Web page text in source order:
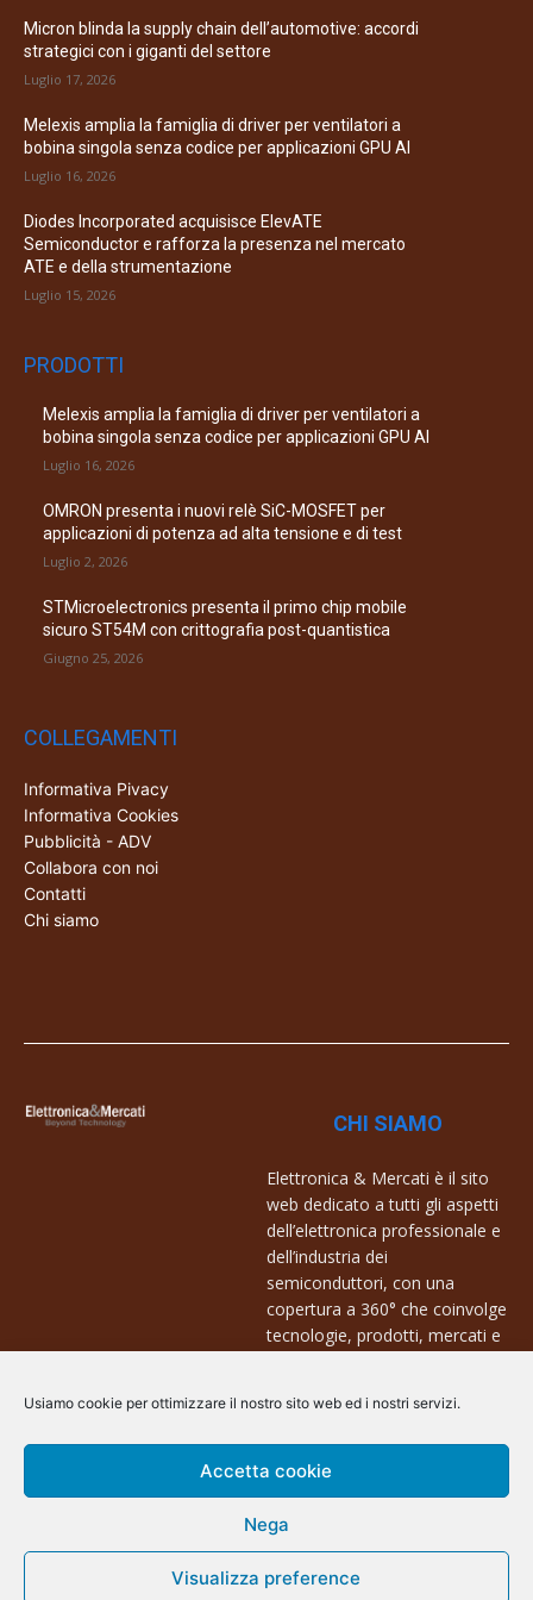
Usiamo cookie per ottimizzare il nostro sito web ed i nostri servizi.
Accetta cookie
Nega
Visualizza preference
Micron blinda la supply chain dell’automotive: accordi
strategici con i giganti del settore
Luglio 17, 2026
Melexis amplia la famiglia di driver per ventilatori a
bobina singola senza codice per applicazioni GPU AI
Luglio 16, 2026
Diodes Incorporated acquisisce ElevATE
Semiconductor e rafforza la presenza nel mercato
ATE e della strumentazione
Luglio 15, 2026
PRODOTTI
Melexis amplia la famiglia di driver per ventilatori a
bobina singola senza codice per applicazioni GPU AI
Luglio 16, 2026
OMRON presenta i nuovi relè SiC-MOSFET per
applicazioni di potenza ad alta tensione e di test
Luglio 2, 2026
STMicroelectronics presenta il primo chip mobile
sicuro ST54M con crittografia post-quantistica
Giugno 25, 2026
COLLEGAMENTI
Informativa Pivacy
Informativa Cookies
Pubblicità - ADV
Collabora con noi
Contatti
Chi siamo
CHI SIAMO
Elettronica & Mercati è il sito
web dedicato a tutti gli aspetti
dell’elettronica professionale e
dell’industria dei
semiconduttori, con una
copertura a 360° che coinvolge
tecnologie, prodotti, mercati e
Contatti:
@ArsCommunication 2023